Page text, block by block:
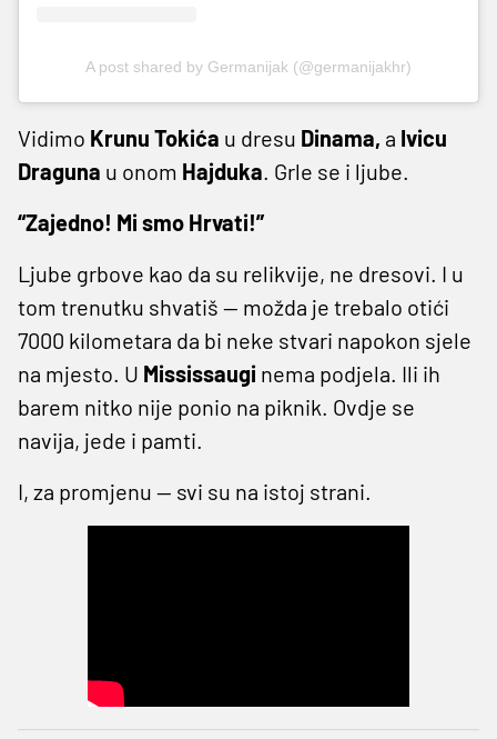
A post shared by Germanijak (@germanijakhr)
Vidimo Krunu Tokića u dresu Dinama, a Ivicu
Draguna u onom Hajduka . Grle se i ljube.
“Zajedno! Mi smo Hrvati!”
Ljube grbove kao da su relikvije, ne dresovi. I u
tom trenutku shvatiš — možda je trebalo otići
7000 kilometara da bi neke stvari napokon sjele
na mjesto. U Mississaugi nema podjela. Ili ih
barem nitko nije ponio na piknik. Ovdje se
navija, jede i pamti.
I, za promjenu — svi su na istoj strani.